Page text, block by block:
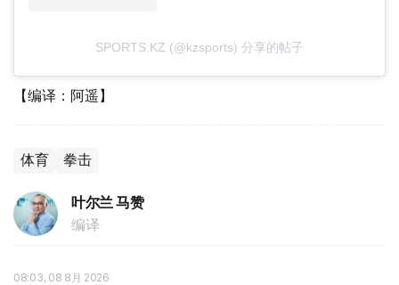
SPORTS.KZ (@kzsports) 分享的帖子
【编译：阿遥】
体育 拳击
叶尔兰 马赞
编译
08:03, 08 8月 2026